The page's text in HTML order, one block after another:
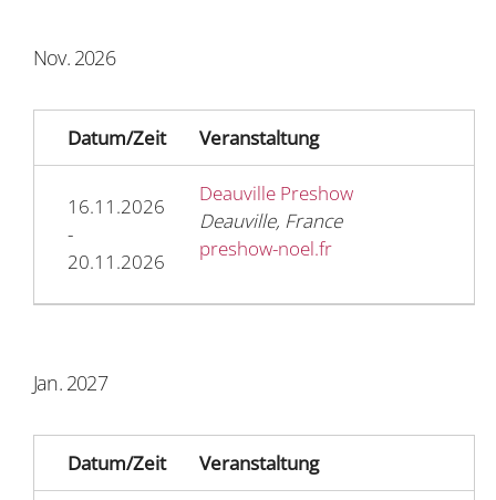
Nov. 2026
Datum/Zeit Veranstaltung
16.11.2026
-
20.11.2026
Deauville Preshow
Deauville, France
preshow-noel.fr
Jan. 2027
Datum/Zeit Veranstaltung